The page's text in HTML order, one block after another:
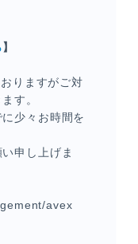
】
りますがご対
す。
少々お時間を
申し上げま
avex